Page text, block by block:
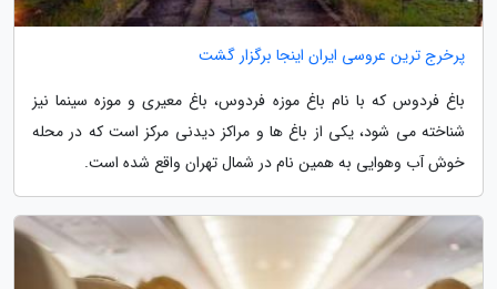
پرخرج ترین عروسی ایران اینجا برگزار گشت
باغ فردوس که با نام باغ موزه فردوس، باغ معیری و موزه سینما نیز
شناخته می شود، یکی از باغ ها و مراکز دیدنی مرکز است که در محله
خوش آب وهوایی به همین نام در شمال تهران واقع شده است.